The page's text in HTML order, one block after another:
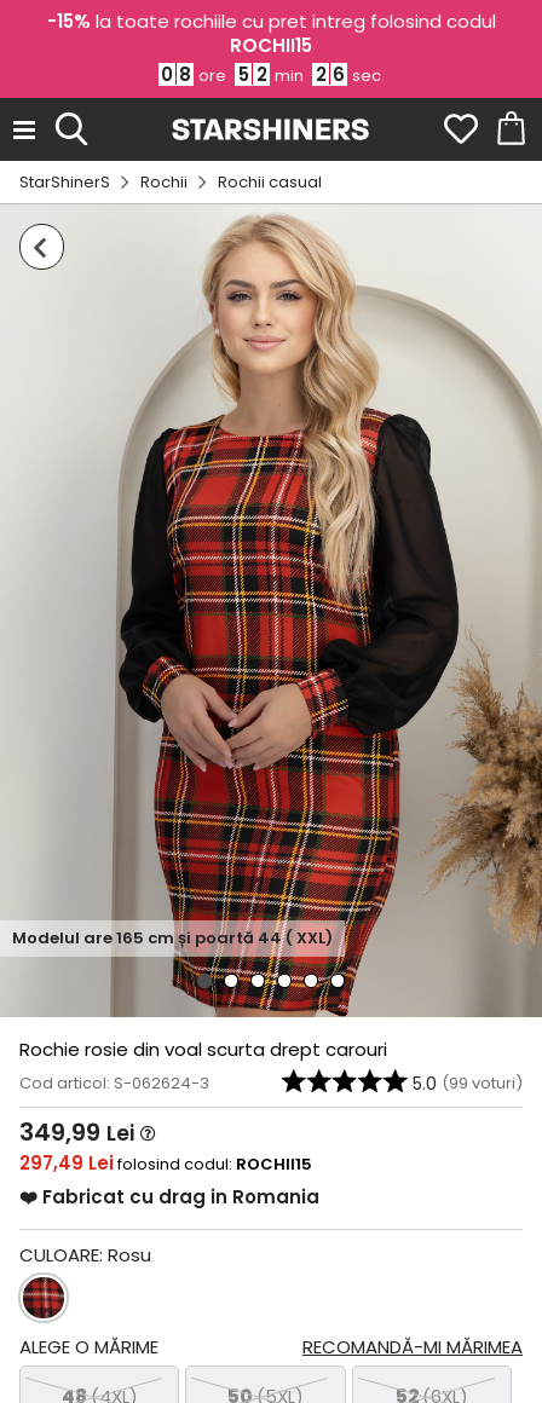
-15% la toate rochiile cu pret intreg folosind codul
ROCHII15
0 8 ore 5 2 min 2 5 sec
StarShinerS Rochii Rochii casual
Modelul are165 cm și poartă 44 ( XXL)
Rochie rosie din voal scurta drept carouri
Cod articol: S-062624-3 5.0 (99 voturi)
349,99 Lei
297,49 Leifolosind codul: ROCHII15
❤️ Fabricat cu drag in Romania
CULOARE: Rosu
RECOMANDĂ-MI MĂRIMEA
ALEGE O MĂRIME
48(4XL) 50(5XL) 52(6XL)